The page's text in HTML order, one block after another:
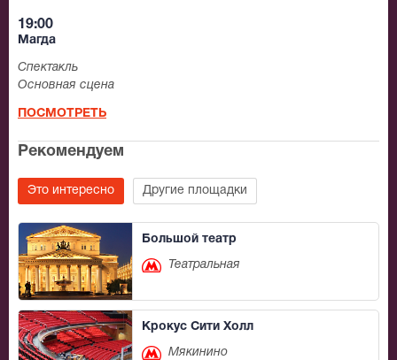
19:00
Магда
Спектакль
Основная сцена
ПОСМОТРЕТЬ
Рекомендуем
Это интересно Другие площадки
Большой театр
Театральная
Крокус Сити Холл
Мякинино